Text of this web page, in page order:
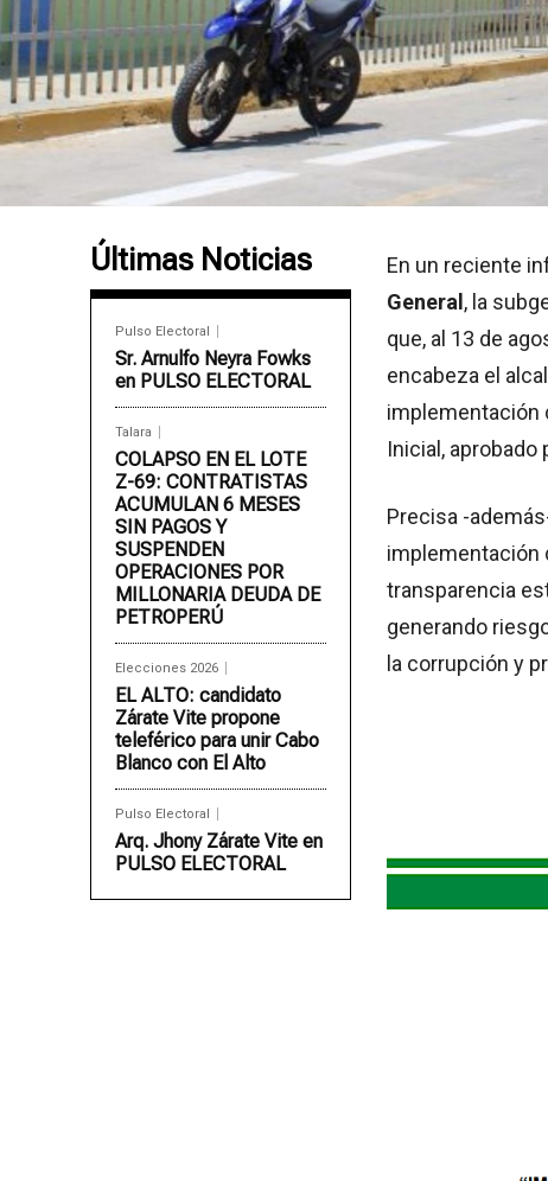
Últimas Noticias
Pulso Electoral
Sr. Arnulfo Neyra Fowks
en PULSO ELECTORAL
Talara
COLAPSO EN EL LOTE
Z-69: CONTRATISTAS
ACUMULAN 6 MESES
SIN PAGOS Y
SUSPENDEN
OPERACIONES POR
MILLONARIA DEUDA DE
PETROPERÚ
Elecciones 2026
EL ALTO: candidato
Zárate Vite propone
teleférico para unir Cabo
Blanco con El Alto
Pulso Electoral
Arq. Jhony Zárate Vite en
PULSO ELECTORAL
En un reciente
General, la
que, al 13 de
encabeza el
implementación
Inicial, aprobado
Precisa -
implementación
transparencia
generando
la corrupción y